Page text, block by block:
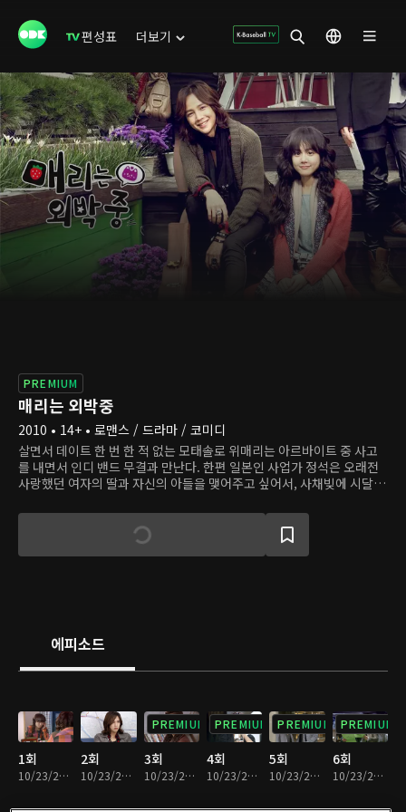
편성표 더보기
PREMIUM
매리는 외박중
2010 • 14+ • 로맨스 / 드라마 / 코미디
살면서 데이트 한 번 한 적 없는 모태솔로 위매리는 아르바이트 중 사고
를 내면서 인디 밴드 무결과 만난다. 한편 일본인 사업가 정석은 오래전
사랑했던 여자의 딸과 자신의 아들을 맺어주고 싶어서, 사채빚에 시달리
가 정략결혼을 피하기 위해 무결과 결혼했다고 둘러대자, 대한은 매리에
게 정략결혼 상대인 정석의 아들 정인과 100일같이 살아보고 마음의 결
정을 내리라고 한다. 그렇게 매리는 무결과 정인, 두 남자의 곁을 오고 가
에피소드
1회
10/23/2020 • 1시간 6분
2회
10/23/2020 • 1시간 7분
PREMIUM
3회
10/23/2020 • 57분
PREMIUM
4회
10/23/2020 • 1시간 7분
PREMIUM
5회
10/23/2020 • 1시간 7분
PREMIUM
6회
10/23/2020 • 1시간 8분